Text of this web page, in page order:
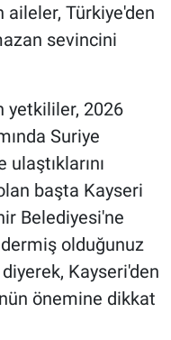
aileler, Türkiye'den
sevincini
yetkililer, 2026
Suriye
başta Kayseri
Belediyesi'ne
olduğunuz
Kayseri'den
önemine dikkat